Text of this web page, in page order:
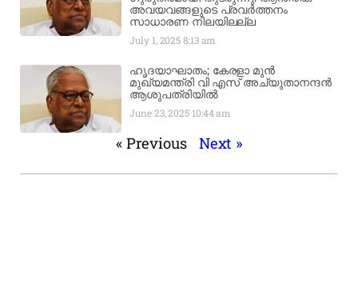
അവയവങ്ങളുടെ പ്രവർത്തനം
സാധാരണ നിലയിലല്ല
July 1, 20258:13 am
ഹൃദയാഘാതം; കേരളാ മുൻ
മുഖ്യമന്ത്രി വി എസ് അച്യുതാനന്ദൻ
ആശുപത്രിയിൽ
June 23, 2025 10:44 am
« Previous Next »